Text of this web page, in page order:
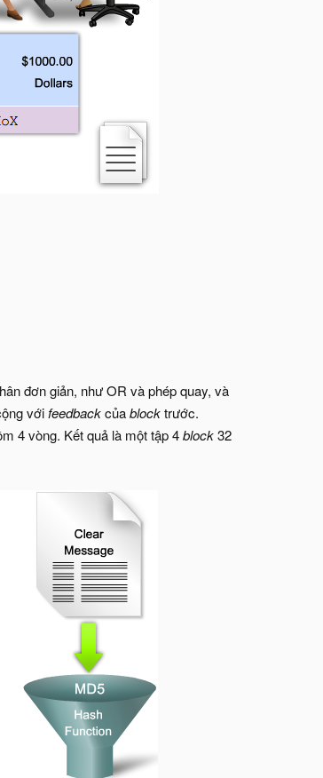
đơn giản, như OR và phép quay, và
vớifeedbackcủablocktrước.
4 vòng. Kết quả là một tập 4block32